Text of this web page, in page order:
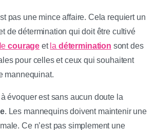
pas une mince affaire. Cela requiert un
de détermination qui doit être cultivé
lecourage et la détermination sont des
pour celles et ceux qui souhaitent
mannequinat.
évoquer est sans aucun doute la
. Les mannequins doivent maintenir une
Ce n’est pas simplement une